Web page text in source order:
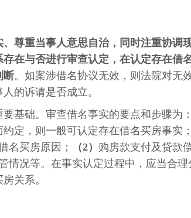
尊重当事人意思自治，同时注重协调
在与否进行审查认定，在认定存在借
断。如案涉借名协议无效，则法院对无
的诉请是否成立。
基础。审查借名事实的要点和步骤为：
定，则一般可认定存在借名买房事实；
名买房原因； （2） 购房款支付及贷款
情况等。在事实认定过程中，应当合理
关系。